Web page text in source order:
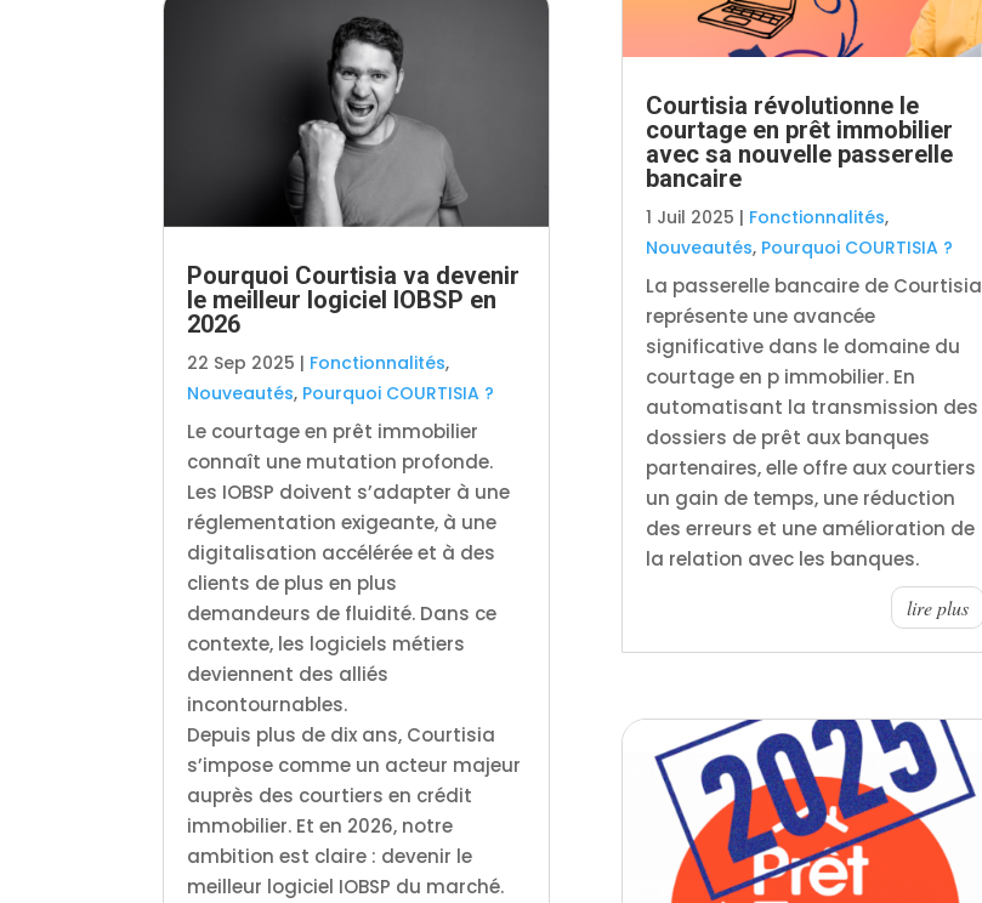
Pourquoi Courtisia va devenir
le meilleur logiciel IOBSP en
2026
22 Sep 2025 | Fonctionnalités,
Nouveautés, Pourquoi COURTISIA ?
Le courtage en prêt immobilier
connaît une mutation profonde.
Les IOBSP doivent s’adapter à une
réglementation exigeante, à une
digitalisation accélérée et à des
clients de plus en plus
demandeurs de fluidité. Dans ce
contexte, les logiciels métiers
deviennent des alliés
incontournables.
Depuis plus de dix ans, Courtisia
s’impose comme un acteur majeur
auprès des courtiers en crédit
immobilier. Et en 2026, notre
ambition est claire : devenir le
meilleur logiciel IOBSP du marché.
Courtisia révolutionne le
courtage en prêt immobilier
avec sa nouvelle passerelle
bancaire
1 Juil 2025 | Fonctionnalités,
Nouveautés, Pourquoi COURTISIA ?
La passerelle bancaire de Courtisia
représente une avancée
significative dans le domaine du
courtage en p immobilier. En
automatisant la transmission des
dossiers de prêt aux banques
partenaires, elle offre aux courtiers
un gain de temps, une réduction
des erreurs et une amélioration de
la relation avec les banques.
lire plus